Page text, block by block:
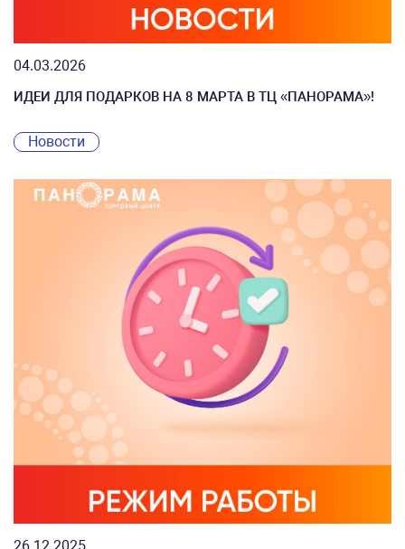
04.03.2026
ИДЕИ ДЛЯ ПОДАРКОВ НА 8 МАРТА В ТЦ «ПАНОРАМА»!
Новости